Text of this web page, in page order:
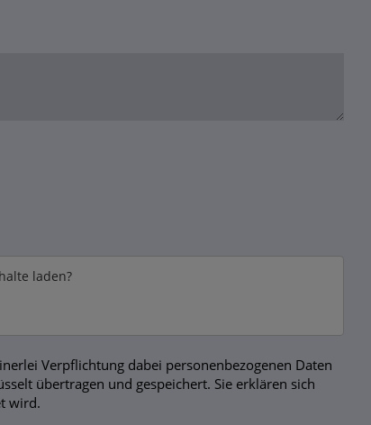
laden?
Verpflichtung dabei personenbezogenen Daten
übertragen und gespeichert. Sie erklären sich
wird.